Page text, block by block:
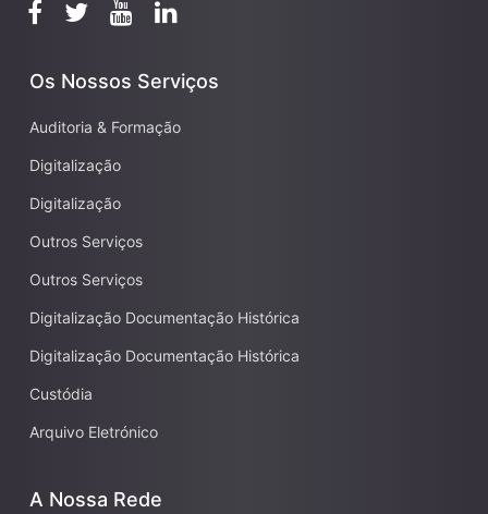
Os Nossos Serviços
Auditoria & Formação
Digitalização
Digitalização
Outros Serviços
Outros Serviços
Digitalização Documentação Histórica
Digitalização Documentação Histórica
Custódia
Arquivo Eletrónico
A Nossa Rede